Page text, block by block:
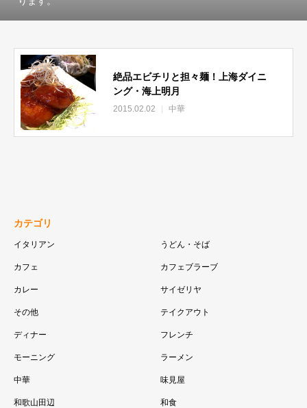
絶品エビチリと担々麺！上海ダイニ
ング・海上明月
2015.02.02 中華
カテゴリ
イタリアン うどん・そば
カフェ カフェブラーブ
カレー サイゼリヤ
その他 テイクアウト
ディナー フレンチ
モーニング ラーメン
中華 味見屋
和歌山田辺 和食